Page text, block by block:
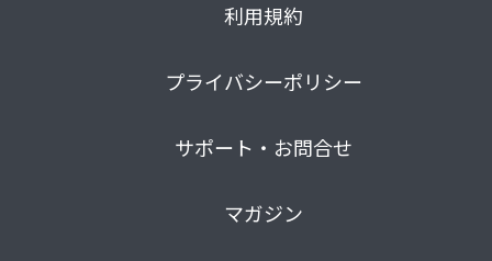
利用規約
プライバシーポリシー
サポート・お問合せ
マガジン